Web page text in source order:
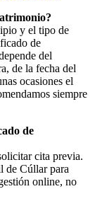
y el tipo de
de
del
de la fecha del
ocasiones el
siempre
de
cita previa.
de Cúllarpara
online, no